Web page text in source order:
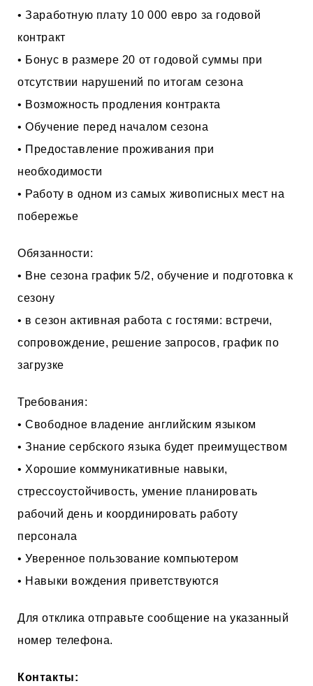
• Заработную плату 10 000 евро за годовой
контракт
• Бонус в размере 20 от годовой суммы при
отсутствии нарушений по итогам сезона
• Возможность продления контракта
• Обучение перед началом сезона
• Предоставление проживания при
необходимости
• Работу в одном из самых живописных мест на
побережье
Обязанности:
• Вне сезона график 5/2, обучение и подготовка к
сезону
• в сезон активная работа с гостями: встречи,
сопровождение, решение запросов, график по
загрузке
Требования:
• Свободное владение английским языком
• Знание сербского языка будет преимуществом
• Хорошие коммуникативные навыки,
стрессоустойчивость, умение планировать
рабочий день и координировать работу
персонала
• Уверенное пользование компьютером
• Навыки вождения приветствуются
Для отклика отправьте сообщение на указанный
номер телефона.
Контакты: